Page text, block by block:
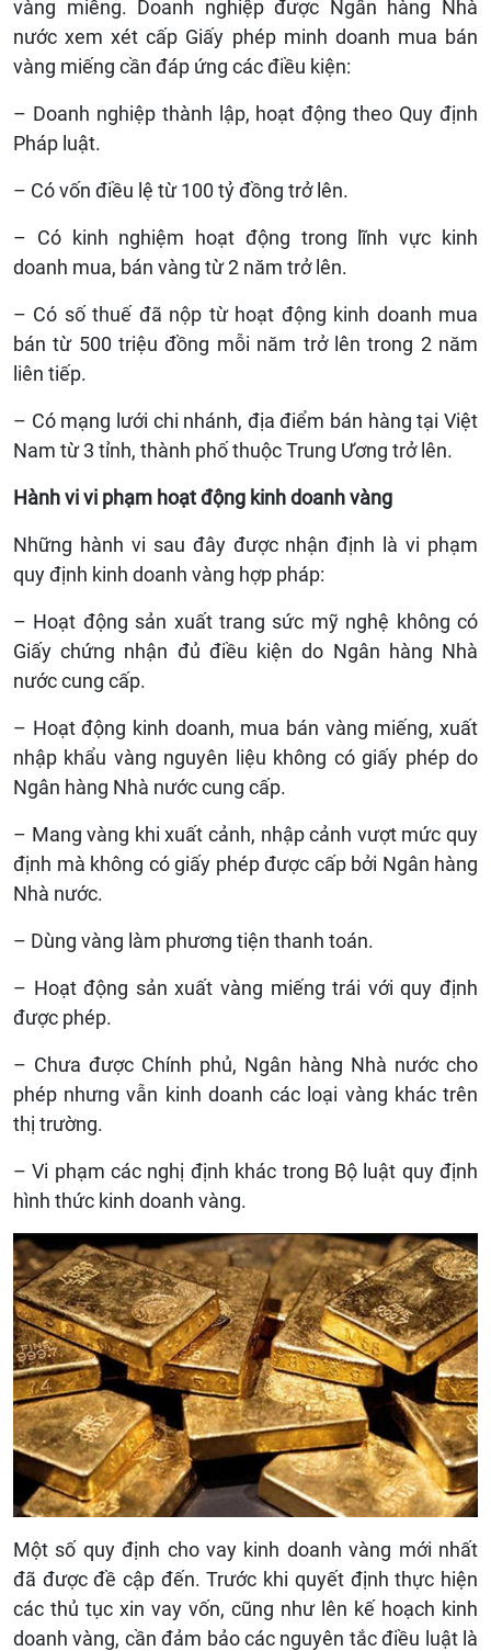
vàng miếng. Doanh nghiệp được Ngân hàng Nhà
nước xem xét cấp Giấy phép minh doanh mua bán
vàng miếng cần đáp ứng các điều kiện:
– Doanh nghiệp thành lập, hoạt động theo Quy định
Pháp luật.
– Có vốn điều lệ từ 100 tỷ đồng trở lên.
– Có kinh nghiệm hoạt động trong lĩnh vực kinh
doanh mua, bán vàng từ 2 năm trở lên.
– Có số thuế đã nộp từ hoạt động kinh doanh mua
bán từ 500 triệu đồng mỗi năm trở lên trong 2 năm
liên tiếp.
– Có mạng lưới chi nhánh, địa điểm bán hàng tại Việt
Nam từ 3 tỉnh, thành phố thuộc Trung Ương trở lên.
Hành vi vi phạm hoạt động kinh doanh vàng
Những hành vi sau đây được nhận định là vi phạm
quy định kinh doanh vàng hợp pháp:
– Hoạt động sản xuất trang sức mỹ nghệ không có
Giấy chứng nhận đủ điều kiện do Ngân hàng Nhà
nước cung cấp.
– Hoạt động kinh doanh, mua bán vàng miếng, xuất
nhập khẩu vàng nguyên liệu không có giấy phép do
Ngân hàng Nhà nước cung cấp.
– Mang vàng khi xuất cảnh, nhập cảnh vượt mức quy
định mà không có giấy phép được cấp bởi Ngân hàng
Nhà nước.
– Dùng vàng làm phương tiện thanh toán.
– Hoạt động sản xuất vàng miếng trái với quy định
được phép.
– Chưa được Chính phủ, Ngân hàng Nhà nước cho
phép nhưng vẫn kinh doanh các loại vàng khác trên
thị trường.
– Vi phạm các nghị định khác trong Bộ luật quy định
hình thức kinh doanh vàng.
Một số quy định cho vay kinh doanh vàng mới nhất
đã được đề cập đến. Trước khi quyết định thực hiện
các thủ tục xin vay vốn, cũng như lên kế hoạch kinh
doanh vàng, cần đảm bảo các nguyên tắc điều luật là